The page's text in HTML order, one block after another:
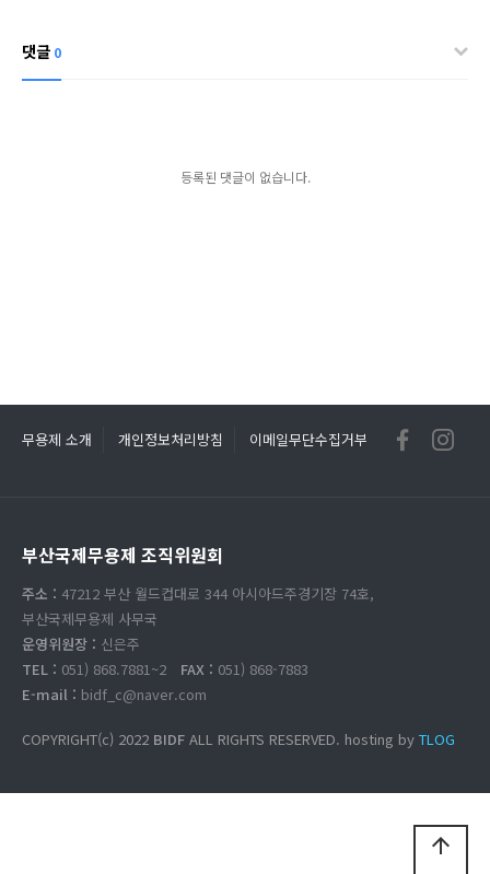
댓글 0
등록된 댓글이 없습니다.
무용제 소개 개인정보처리방침 이메일무단수집거부
부산국제무용제 조직위원회
주소 : 47212 부산 월드컵대로 344 아시아드주경기장 74호,
부산국제무용제 사무국
운영위원장 : 신은주
TEL : 051) 868.7881~2 FAX : 051) 868-7883
E-mail : bidf_c@naver.com
COPYRIGHT(c) 2022 BIDF ALL RIGHTS RESERVED. hosting by TLOG
arrow_upward